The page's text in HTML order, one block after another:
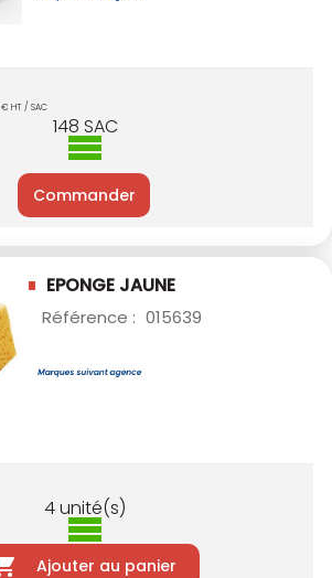
€ HT / SAC
148 SAC
Commander
EPONGE JAUNE
Référence : 015639
4unité(s)
Ajouter au panier